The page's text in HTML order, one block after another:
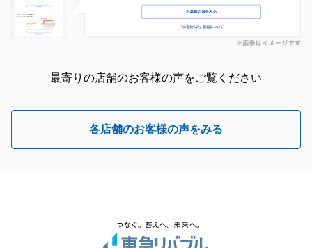
最寄りの店舗のお客様の声をご覧ください
各店舗のお客様の声をみる